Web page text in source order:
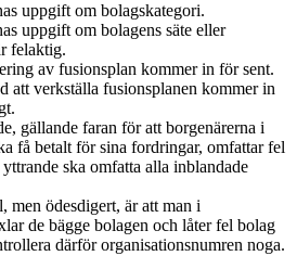
uppgift om bolagskategori.
uppgift om bolagens säte eller
felaktig.
av fusionsplan kommer in för sent.
att verkställa fusionsplanen kommer in
gällande faran för att borgenärerna i
få betalt för sina fordringar, omfattar fel
ska omfatta alla inblandade
men ödesdigert, är att man i
de bägge bolagen och låter fel bolag
därför organisationsnumren noga.